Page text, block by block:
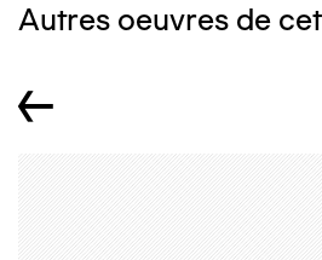
Autres oeuvres de
←